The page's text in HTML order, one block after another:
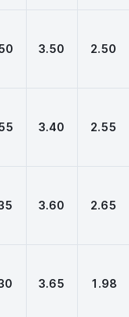
3.50 2.50
3.40 2.55
3.60 2.65
3.65 1.98